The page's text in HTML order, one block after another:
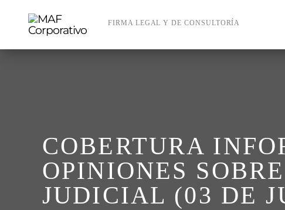
content
FIRMA LEGAL Y DE CONSULTORÍA
COBERTURA
OPINIONES
JUDICIAL (03 DE